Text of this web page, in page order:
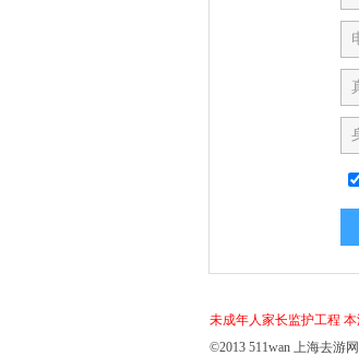
未成年人家长监护工程 本
©2013 511wan 上海去游